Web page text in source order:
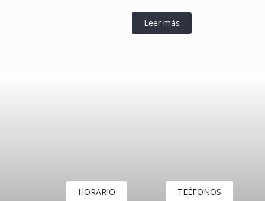
Leer más
HORARIO TEÉFONOS